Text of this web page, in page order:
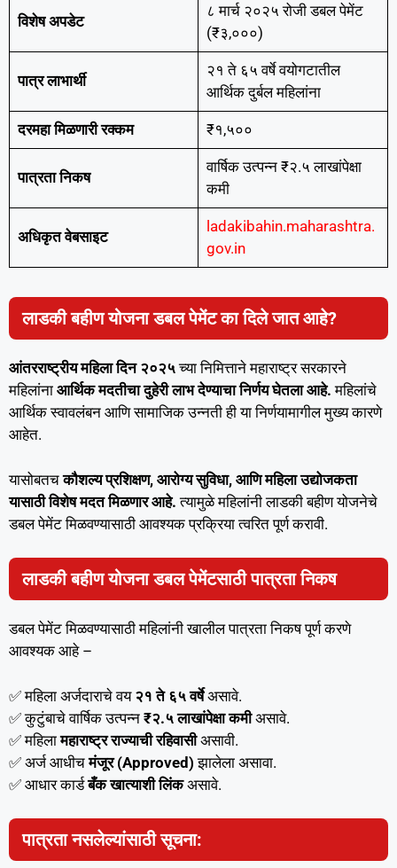
विशेष अपडेट
८ मार्च २०२५ रोजी डबल पेमेंट
(₹३,०००)
पात्र लाभार्थी
२१ ते ६५ वर्षे वयोगटातील
आर्थिक दुर्बल महिलांना
दरमहा मिळणारी रक्कम ₹१,५००
पात्रता निकष
वार्षिक उत्पन्न ₹२.५ लाखांपेक्षा
कमी
अधिकृत वेबसाइट
ladakibahin.maharashtra.
gov.in
लाडकी बहीण योजना डबल पेमेंट का दिले जात आहे?
आंतरराष्ट्रीय महिला दिन २०२५च्या निमित्ताने महाराष्ट्र सरकारने
महिलांना आर्थिक मदतीचा दुहेरी लाभ देण्याचा निर्णय घेतला आहे. महिलांचे
आर्थिक स्वावलंबन आणि सामाजिक उन्नती ही या निर्णयामागील मुख्य कारणे
आहेत.
यासोबतचकौशल्य प्रशिक्षण, आरोग्य सुविधा, आणि महिला उद्योजकता
यासाठी विशेष मदत मिळणार आहे. त्यामुळे महिलांनी लाडकी बहीण योजनेचे
डबल पेमेंट मिळवण्यासाठी आवश्यक प्रक्रिया त्वरित पूर्ण करावी.
लाडकी बहीण योजना डबल पेमेंटसाठी पात्रता निकष
डबल पेमेंट मिळवण्यासाठी महिलांनी खालील पात्रता निकष पूर्ण करणे
आवश्यक आहे –
✅ महिला अर्जदाराचे वय २१ ते ६५ वर्षेअसावे.
✅ कुटुंबाचे वार्षिक उत्पन्न ₹२.५ लाखांपेक्षा कमीअसावे.
✅ महिलामहाराष्ट्र राज्याची रहिवासीअसावी.
✅ अर्ज आधीचमंजूर (Approved) झालेला असावा.
✅ आधार कार्डबँक खात्याशी लिंकअसावे.
पात्रता नसलेल्यांसाठी सूचना: